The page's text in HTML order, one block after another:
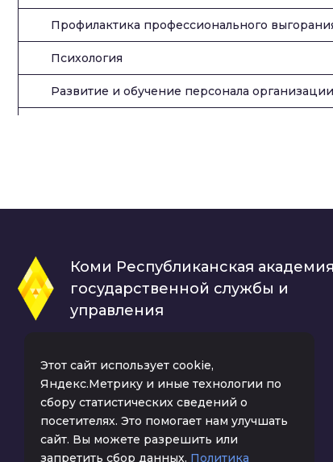
Профилактика профессионального
Психология
Развитие и обучение персонала организации
Теория менеджмента
Теория организации
Технико-экономическое обоснование
Трудовое право
Управление адаптацией персонала
Управление изменениями в организации
Коми Республиканская академия
государственной службы и
управления
Этот сайт использует cookie,
Яндекс.Метрику и иные технологии по
сбору статистических сведений о
посетителях. Это помогает нам улучшать
сайт. Вы можете разрешить или
запретить сбор данных. Политика